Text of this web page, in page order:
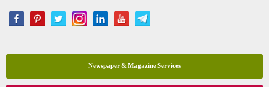
Newspaper & Magazine Services